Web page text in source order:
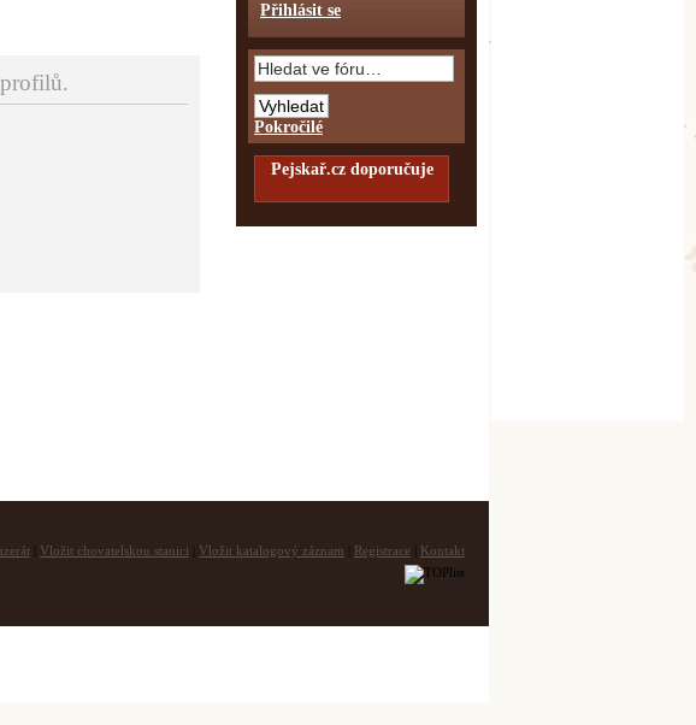
Přihlásit se
Pokročilé
Pejskař.cz doporučuje
Vložit chovatelskou stanici Vložit katalogový záznam Registrace Kontakt